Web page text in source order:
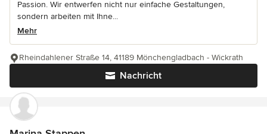
Passion. Wir entwerfen nicht nur einfache Gestaltungen,
sondern arbeiten mit Ihne...
Mehr
Nachricht
Rheindahlener Straße 14, 41189 Mönchengladbach - Wickrath